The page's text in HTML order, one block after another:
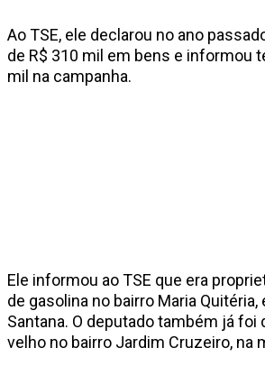
Ao TSE, ele declarou no ano
de R$ 310 mil em bens e informou
mil na campanha.
Ele informou ao TSE que era
de gasolina no bairro Maria Quitéria,
Santana. O deputado também já foi
velho no bairro Jardim Cruzeiro, na